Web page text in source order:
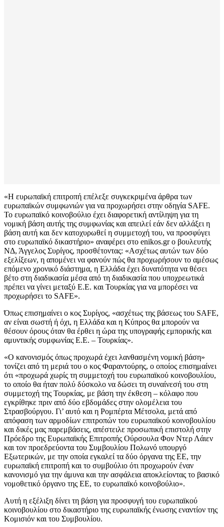
«Η ευρωπαϊκή επιτροπή επέλεξε συγκεκριμένα άρθρα των
ευρωπαϊκών συμφωνιών για να προχωρήσει στην οδηγία SAFE.
Το ευρωπαϊκό κοινοβούλιο έχει διαφορετική αντίληψη για τη
νομική βάση αυτής της συμφωνίας και απειλεί εάν δεν αλλάξει η
βάση αυτή και δεν κατοχυρωθεί η συμμετοχή του, να προσφύγει
στο ευρωπαϊκό δικαστήριο» αναφέρει στο enikos.gr ο βουλευτής
ΝΔ, Άγγελος Συρίγος, προσθέτοντας: «Ασχέτως αυτών των δύο
εξελίξεων, η απομένει να φανούν πώς θα προχωρήσουν το αμέσως
επόμενο χρονικό διάστημα, η Ελλάδα έχει δυνατότητα να θέσει
βέτο στη διαδικασία μέσα από τη διαδικασία που υποχρεωτικά
πρέπει να γίνει μεταξύ Ε.Ε. και Τουρκίας για να μπορέσει να
προχωρήσει το SAFE».
Όπως επισημαίνει ο κος Συρίγος, «ασχέτως της βάσεως του SAFE,
αν είναι σωστή ή όχι, η Ελλάδα και η Κύπρος θα μπορούν να
θέσουν όρους όταν θα έρθει η ώρα της υπογραφής εμπορικής και
αμυντικής συμφωνίας Ε.Ε. – Τουρκίας».
«Ο κανονισμός όπως προχωρά έχει λανθασμένη νομική βάση»
τονίζει από τη μεριά του ο κος Φαραντούρης, ο οποίος επισημαίνει
ότι «προχωρά χωρίς τη συμμετοχή του ευρωπαϊκού κοινοβουλίου,
το οποίο θα ήταν πολύ δύσκολο να δώσει τη συναίνεσή του στη
συμμετοχή της Τουρκίας, με βάση την έκθεση – κόλαφο που
εγκρίθηκε πριν από δύο εβδομάδες στην ολομέλεια του
Στρασβούργου. Γι’ αυτό και η Ρομπέρτα Μέτσολα, μετά από
απόφαση των αρμοδίων επιτροπών του ευρωπαϊκού κοινοβουλίου
και δικές μας παρεμβάσεις, απέστειλε προσωπική επιστολή στην
Πρόεδρο της Ευρωπαϊκής Επιτροπής Ούρσουλα Φον Ντερ Λάιεν
και τον προεδρεύοντα του Συμβουλίου Πολωνό υπουργό
Εξωτερικών, με την οποία εγκαλεί τα δύο όργανα της ΕΕ, την
ευρωπαϊκή επιτροπή και το συμβούλιο ότι προχωρούν έναν
κανονισμό για την άμυνα και την ασφάλεια αποκλείοντας το βασικό
νομοθετικό όργανο της ΕΕ, το ευρωπαϊκό κοινοβούλιο».
Αυτή η εξέλιξη δίνει τη βάση για προσφυγή του ευρωπαϊκού
κοινοβουλίου στο δικαστήριο της ευρωπαϊκής ένωσης εναντίον της
Κομισιόν και του Συμβουλίου.